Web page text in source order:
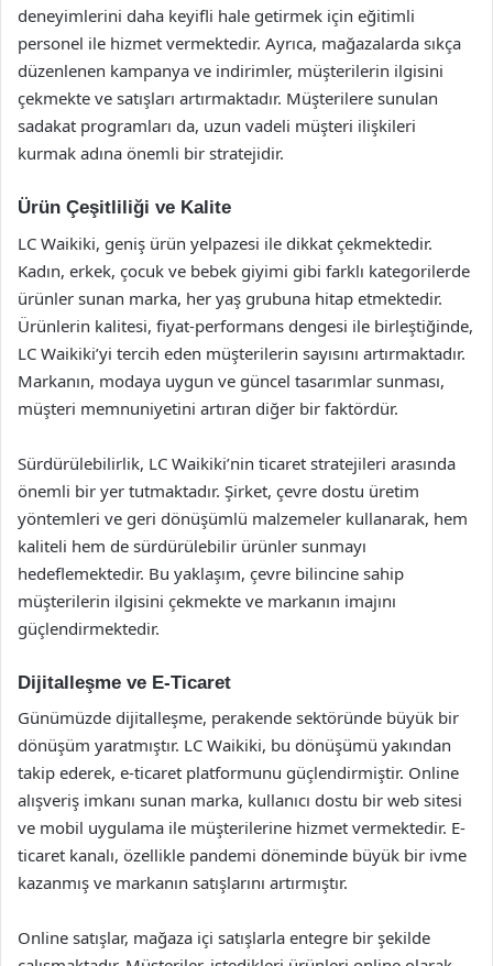
deneyimlerini daha keyifli hale getirmek için eğitimli
personel ile hizmet vermektedir. Ayrıca, mağazalarda sıkça
düzenlenen kampanya ve indirimler, müşterilerin ilgisini
çekmekte ve satışları artırmaktadır. Müşterilere sunulan
sadakat programları da, uzun vadeli müşteri ilişkileri
kurmak adına önemli bir stratejidir.
Ürün Çeşitliliği ve Kalite
LC Waikiki, geniş ürün yelpazesi ile dikkat çekmektedir.
Kadın, erkek, çocuk ve bebek giyimi gibi farklı kategorilerde
ürünler sunan marka, her yaş grubuna hitap etmektedir.
Ürünlerin kalitesi, fiyat-performans dengesi ile birleştiğinde,
LC Waikiki’yi tercih eden müşterilerin sayısını artırmaktadır.
Markanın, modaya uygun ve güncel tasarımlar sunması,
müşteri memnuniyetini artıran diğer bir faktördür.
Sürdürülebilirlik, LC Waikiki’nin ticaret stratejileri arasında
önemli bir yer tutmaktadır. Şirket, çevre dostu üretim
yöntemleri ve geri dönüşümlü malzemeler kullanarak, hem
kaliteli hem de sürdürülebilir ürünler sunmayı
hedeflemektedir. Bu yaklaşım, çevre bilincine sahip
müşterilerin ilgisini çekmekte ve markanın imajını
güçlendirmektedir.
Dijitalleşme ve E-Ticaret
Günümüzde dijitalleşme, perakende sektöründe büyük bir
dönüşüm yaratmıştır. LC Waikiki, bu dönüşümü yakından
takip ederek, e-ticaret platformunu güçlendirmiştir. Online
alışveriş imkanı sunan marka, kullanıcı dostu bir web sitesi
ve mobil uygulama ile müşterilerine hizmet vermektedir. E-
ticaret kanalı, özellikle pandemi döneminde büyük bir ivme
kazanmış ve markanın satışlarını artırmıştır.
Online satışlar, mağaza içi satışlarla entegre bir şekilde